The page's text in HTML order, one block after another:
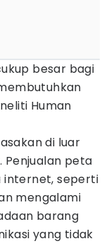
besar bagi
Human
di luar
Penjualan peta
internet, seperti
mengalami
barang
yang tidak